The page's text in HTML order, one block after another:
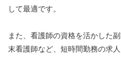
して最適です。
また、看護師の資格を活かした
末看護師など、短時間勤務の求